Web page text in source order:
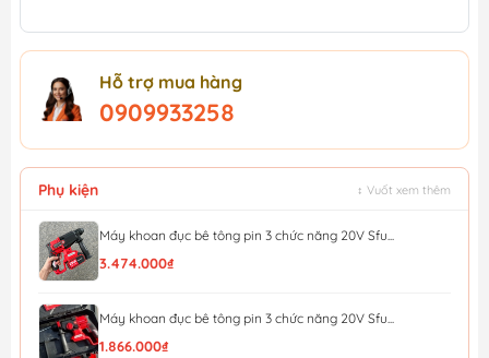
Hỗ trợ mua hàng
0909933258
Phụ kiện ↕ Vuốt xem thêm
Máy khoan đục bê tông pin 3 chức năng 20V Sfu...
3.474.000₫
Máy khoan đục bê tông pin 3 chức năng 20V Sfu...
1.866.000₫